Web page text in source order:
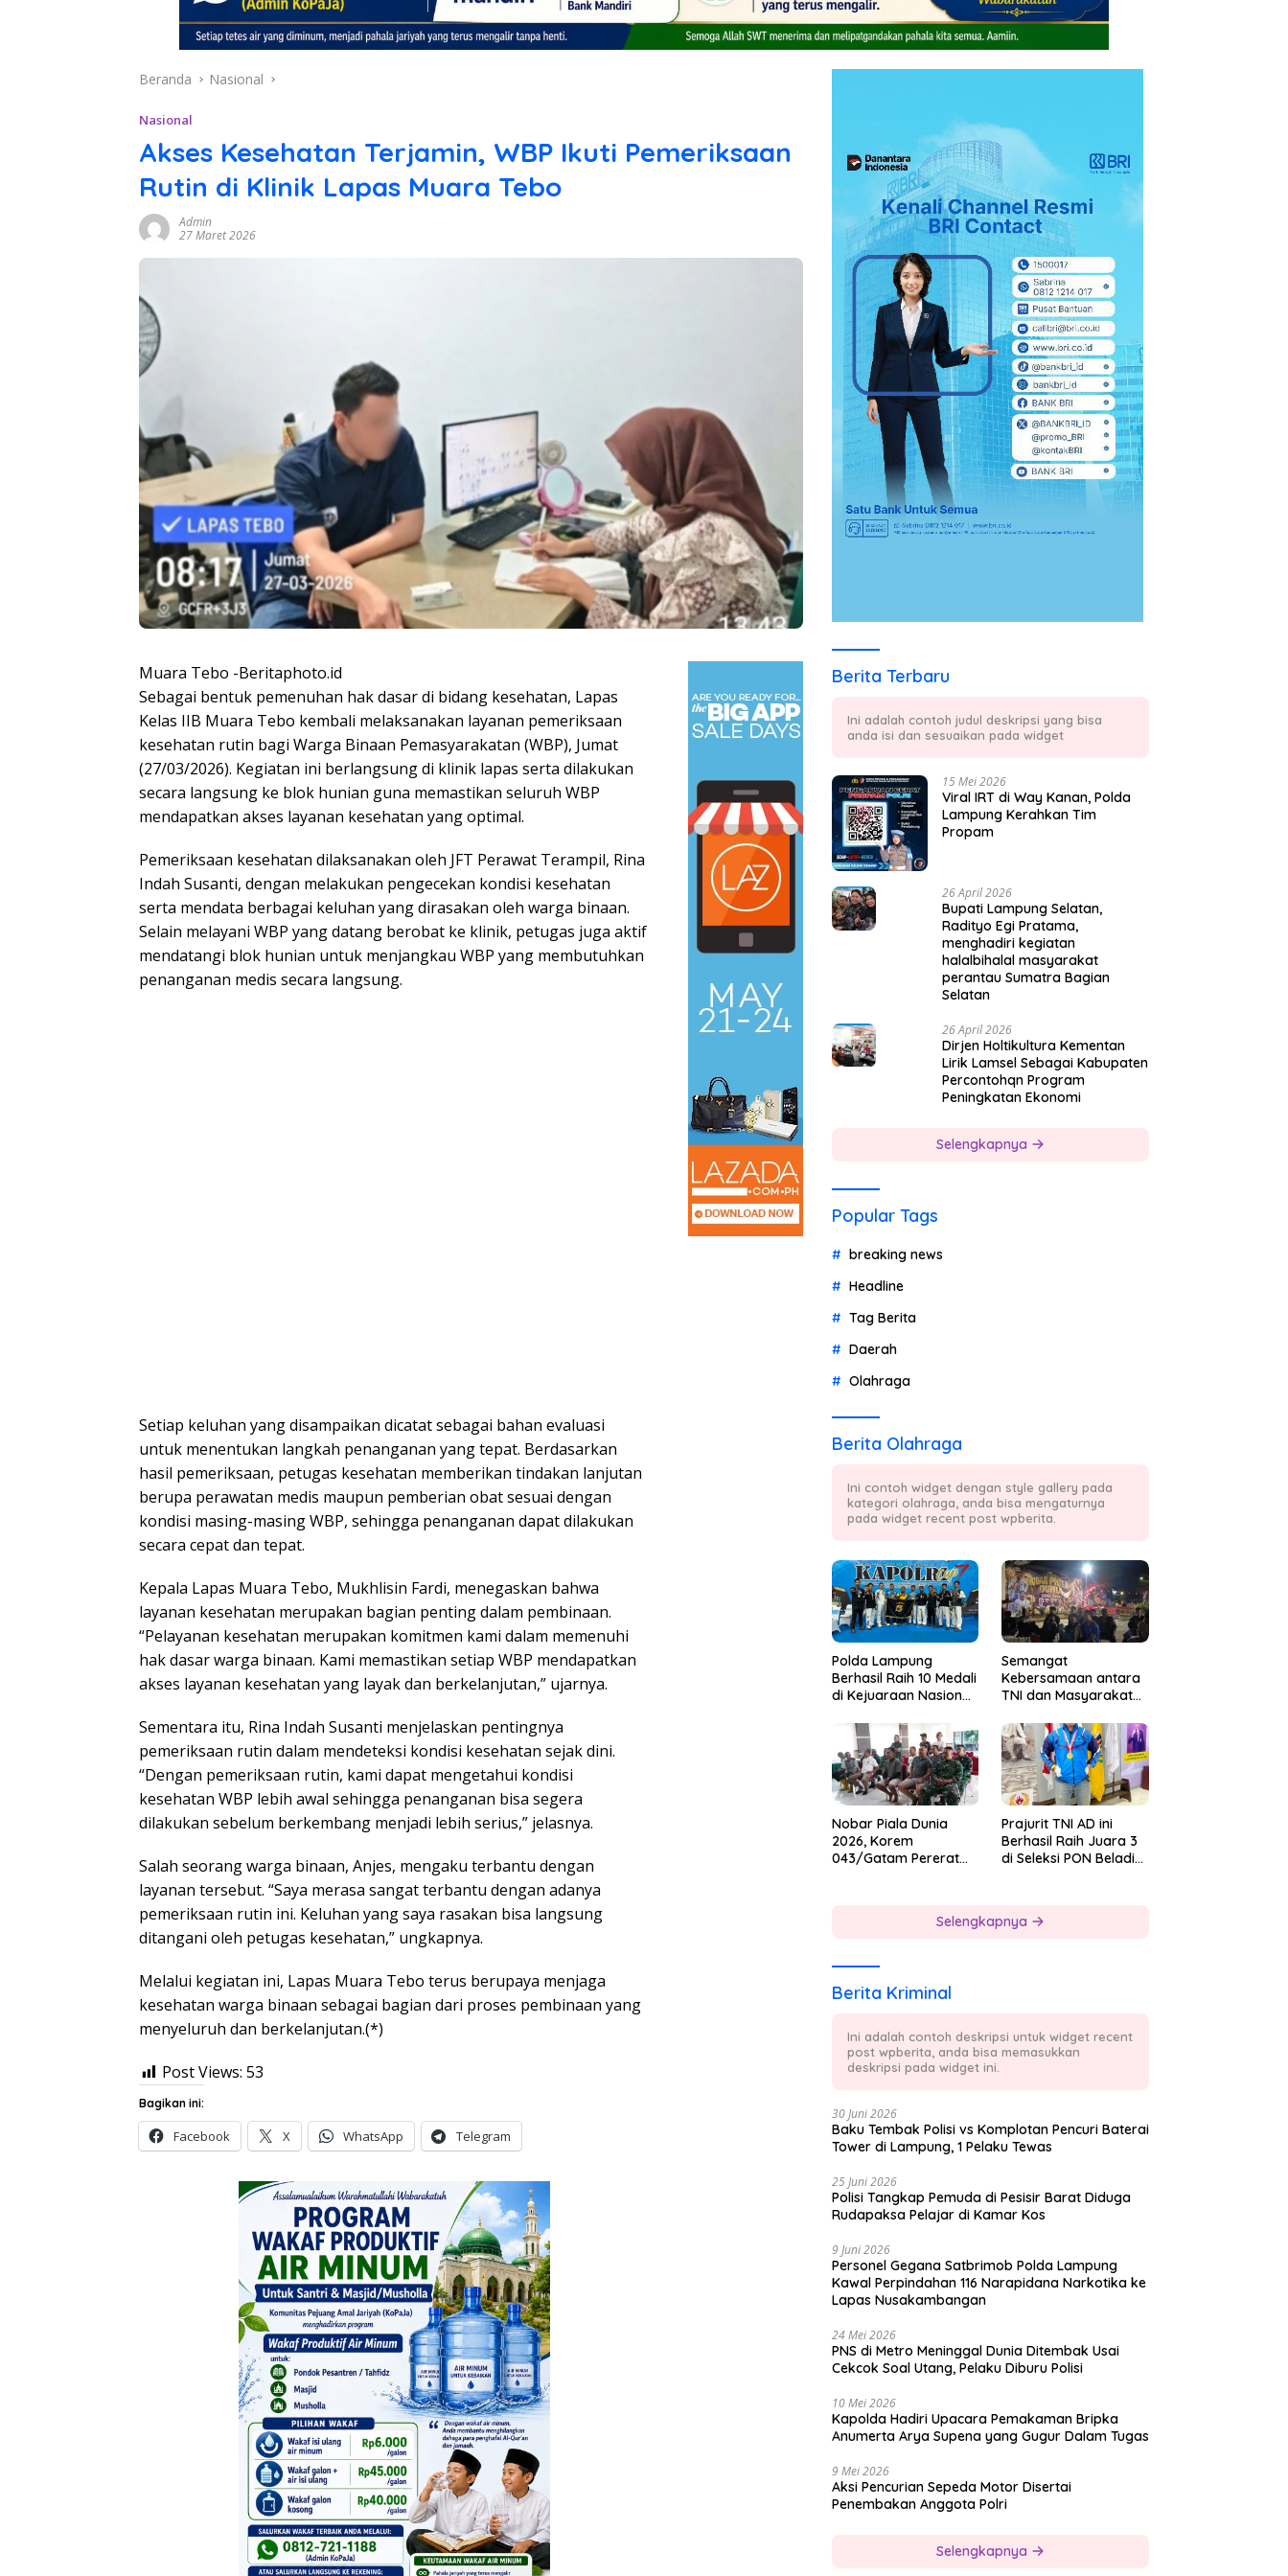
Beranda Nasional
Nasional
Akses Kesehatan Terjamin, WBP Ikuti Pemeriksaan
Rutin di Klinik Lapas Muara Tebo
Admin
27 Maret 2026
Muara Tebo -Beritaphoto.id
Sebagai bentuk pemenuhan hak dasar di bidang kesehatan, Lapas
Kelas IIB Muara Tebo kembali melaksanakan layanan pemeriksaan
kesehatan rutin bagi Warga Binaan Pemasyarakatan (WBP), Jumat
(27/03/2026). Kegiatan ini berlangsung di klinik lapas serta dilakukan
secara langsung ke blok hunian guna memastikan seluruh WBP
mendapatkan akses layanan kesehatan yang optimal.
Pemeriksaan kesehatan dilaksanakan oleh JFT Perawat Terampil, Rina
Indah Susanti, dengan melakukan pengecekan kondisi kesehatan
serta mendata berbagai keluhan yang dirasakan oleh warga binaan.
Selain melayani WBP yang datang berobat ke klinik, petugas juga aktif
mendatangi blok hunian untuk menjangkau WBP yang membutuhkan
penanganan medis secara langsung.
Setiap keluhan yang disampaikan dicatat sebagai bahan evaluasi
untuk menentukan langkah penanganan yang tepat. Berdasarkan
hasil pemeriksaan, petugas kesehatan memberikan tindakan lanjutan
berupa perawatan medis maupun pemberian obat sesuai dengan
kondisi masing-masing WBP, sehingga penanganan dapat dilakukan
secara cepat dan tepat.
Kepala Lapas Muara Tebo, Mukhlisin Fardi, menegaskan bahwa
layanan kesehatan merupakan bagian penting dalam pembinaan.
“Pelayanan kesehatan merupakan komitmen kami dalam memenuhi
hak dasar warga binaan. Kami memastikan setiap WBP mendapatkan
akses layanan kesehatan yang layak dan berkelanjutan,” ujarnya.
Sementara itu, Rina Indah Susanti menjelaskan pentingnya
pemeriksaan rutin dalam mendeteksi kondisi kesehatan sejak dini.
“Dengan pemeriksaan rutin, kami dapat mengetahui kondisi
kesehatan WBP lebih awal sehingga penanganan bisa segera
dilakukan sebelum berkembang menjadi lebih serius,” jelasnya.
Salah seorang warga binaan, Anjes, mengaku terbantu dengan
layanan tersebut. “Saya merasa sangat terbantu dengan adanya
pemeriksaan rutin ini. Keluhan yang saya rasakan bisa langsung
ditangani oleh petugas kesehatan,” ungkapnya.
Melalui kegiatan ini, Lapas Muara Tebo terus berupaya menjaga
kesehatan warga binaan sebagai bagian dari proses pembinaan yang
menyeluruh dan berkelanjutan.(*)
Post Views: 53
Bagikan ini:
Facebook X WhatsApp Telegram
Berita Terbaru
Ini adalah contoh judul deskripsi yang bisa
anda isi dan sesuaikan pada widget
15 Mei 2026
Viral IRT di Way Kanan, Polda
Lampung Kerahkan Tim
Propam
26 April 2026
Bupati Lampung Selatan,
Radityo Egi Pratama,
menghadiri kegiatan
halalbihalal masyarakat
perantau Sumatra Bagian
Selatan
26 April 2026
Dirjen Holtikultura Kementan
Lirik Lamsel Sebagai Kabupaten
Percontohqn Program
Peningkatan Ekonomi
Selengkapnya
Popular Tags
breaking news
Headline
Tag Berita
Daerah
Olahraga
Berita Olahraga
Ini contoh widget dengan style gallery pada
kategori olahraga, anda bisa mengaturnya
pada widget recent post wpberita.
Polda Lampung
Berhasil Raih 10 Medali
di Kejuaraan Nasional
Cup 7
Semangat
Kebersamaan antara
TNI dan Masyarakat
Nobar Piala Dunia
2026, Korem
043/Gatam Pererat
Prajurit TNI AD ini
Berhasil Raih Juara 3
di Seleksi PON Beladiri
Selengkapnya
Berita Kriminal
Ini adalah contoh deskripsi untuk widget recent
post wpberita, anda bisa memasukkan
deskripsi pada widget ini.
30 Juni 2026
Baku Tembak Polisi vs Komplotan Pencuri Baterai
Tower di Lampung, 1 Pelaku Tewas
25 Juni 2026
Polisi Tangkap Pemuda di Pesisir Barat Diduga
Rudapaksa Pelajar di Kamar Kos
9 Juni 2026
Personel Gegana Satbrimob Polda Lampung
Kawal Perpindahan 116 Narapidana Narkotika ke
Lapas Nusakambangan
24 Mei 2026
PNS di Metro Meninggal Dunia Ditembak Usai
Cekcok Soal Utang, Pelaku Diburu Polisi
10 Mei 2026
Kapolda Hadiri Upacara Pemakaman Bripka
Anumerta Arya Supena yang Gugur Dalam Tugas
9 Mei 2026
Aksi Pencurian Sepeda Motor Disertai
Penembakan Anggota Polri
Selengkapnya